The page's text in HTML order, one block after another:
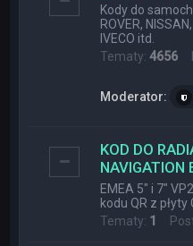
Kody do
ROVER,
IVECO itd.
Tematy:4656
Moderator:
KOD DO
NAVIGATION
EMEA 5" i 7"
kodu QR z płyty
Tematy: 1